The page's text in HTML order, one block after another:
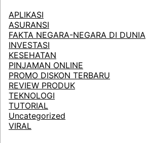
APLIKASI
ASURANSI
FAKTA NEGARA-NEGARA DI DUNIA
INVESTASI
KESEHATAN
PINJAMAN ONLINE
PROMO DISKON TERBARU
REVIEW PRODUK
TEKNOLOGI
TUTORIAL
Uncategorized
VIRAL